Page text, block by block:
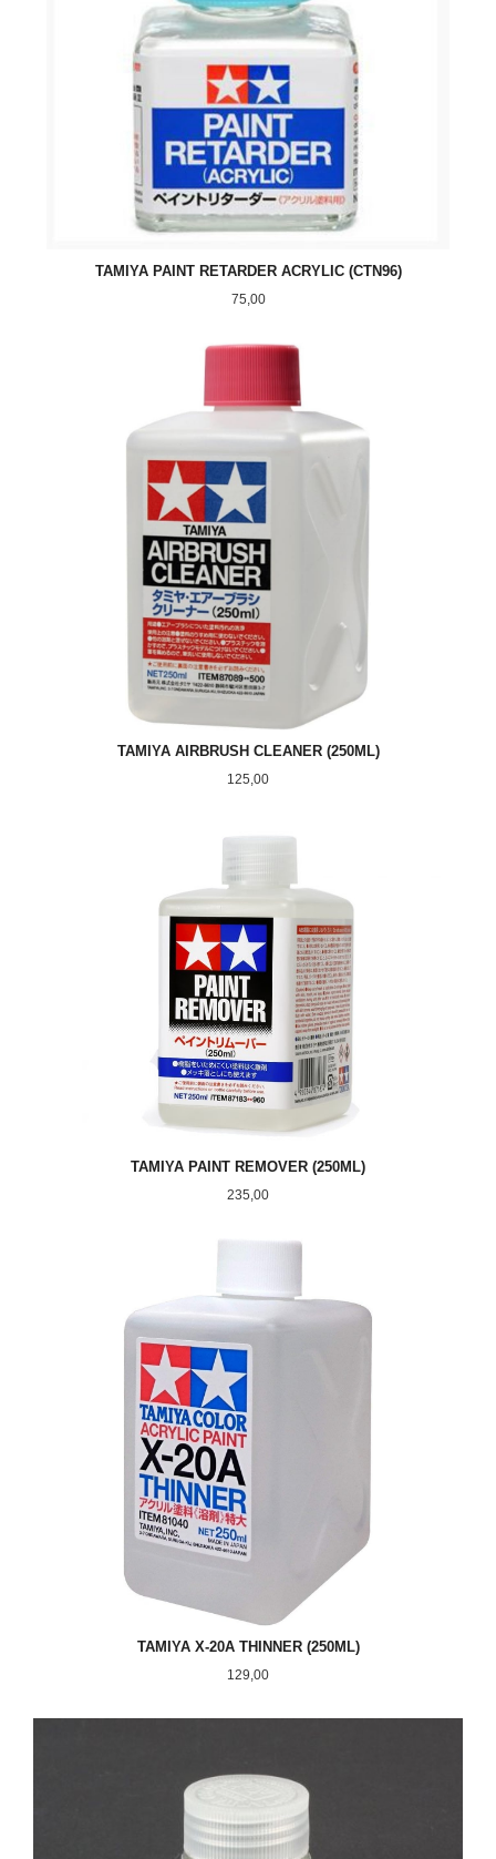
TAMIYA PAINT RETARDER ACRYLIC (CTN96)
Pris
75,00
TAMIYA AIRBRUSH CLEANER (250ML)
Pris
125,00
TAMIYA PAINT REMOVER (250ML)
Pris
235,00
TAMIYA X-20A THINNER (250ML)
Pris
129,00